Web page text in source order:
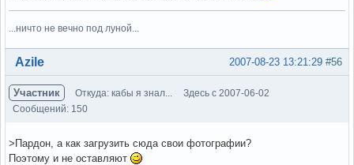
...ничто не вечно под луной...
Вне форума #56
2007-08-23 13:21:29
Azile
Участник Откуда: кабы я знал...
Здесь с 2007-06-02
Сообщений: 150
>Пардон, а как загрузить сюда свои фотографии?
Поэтому и не оставляют